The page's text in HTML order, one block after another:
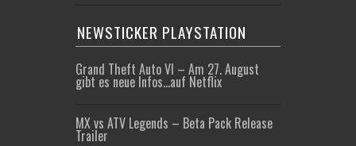
NEWSTICKER PLAYSTATION
Grand Theft Auto VI – Am 27. August
gibt es neue Infos…auf Netflix
MX vs ATV Legends – Beta Pack Release
Trailer